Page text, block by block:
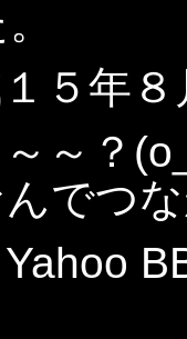
５年８
～？
でつ